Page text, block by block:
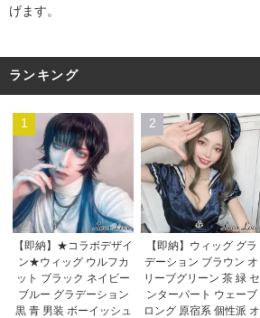
げます。
ランキング
1
【即納】★コラボデザイ
ン★ウィッグ ウルフカ
ット ブラック ネイビー
ブルー グラデーション
黒 青 男装 ボーイッシュ
2
【即納】ウィッグ グラ
デーション ブラウン オ
リーブグリーン 茶 緑 セ
ンターパート ウェーブ
ロング 原宿系 個性派 オ